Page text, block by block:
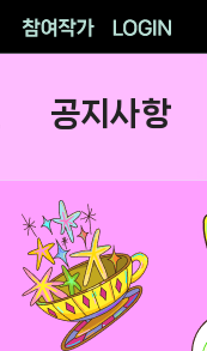
참여작가
공지사항